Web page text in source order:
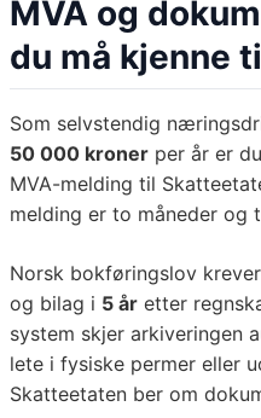
MVA og
du må kjenne
Som selvstendig
50 000 kroner per år er
MVA-melding til
melding er to måneder og
Norsk bokføringslov
og bilag i 5 år etter
system skjer arkiveringen
lete i fysiske permer eller
Skatteetaten ber om